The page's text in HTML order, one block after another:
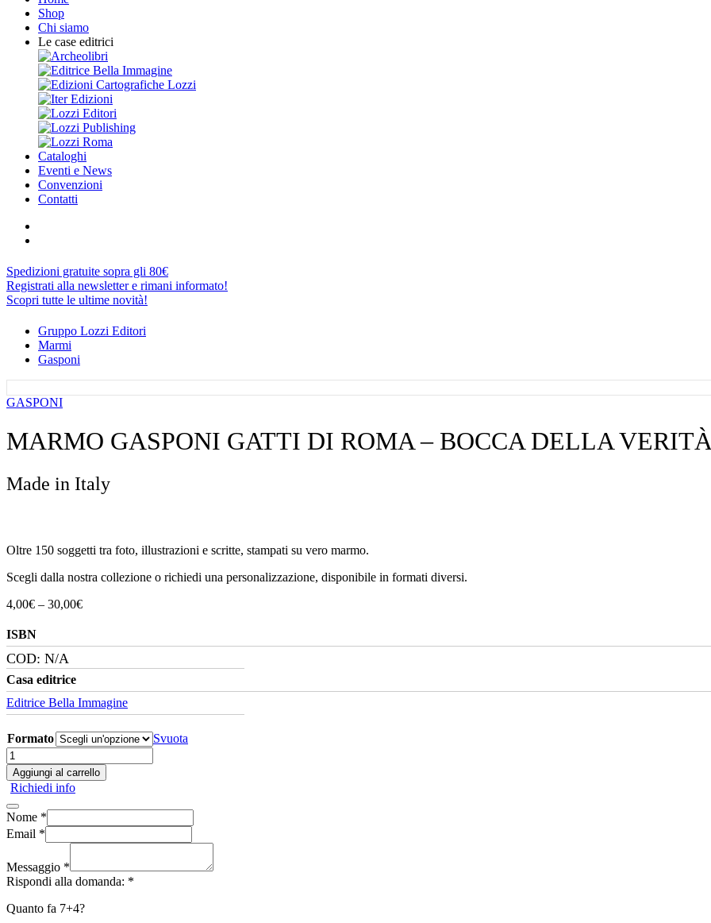
Shop
Chi siamo
Le case editrici
Cataloghi
Eventi e News
Convenzioni
Contatti
Spedizioni gratuite sopra gli 80€
Registrati alla newsletter e rimani informato!
Scopri tutte le ultime novità!
Gruppo Lozzi Editori
Marmi
Gasponi
GASPONI
MARMO GASPONI GATTI DI ROMA – BOCCA DELLA
Made in Italy
Oltre 150 soggetti tra foto, illustrazioni e scritte, stampati su vero marmo.
Scegli dalla nostra collezione o richiedi una personalizzazione, disponibile in formati diversi.
4,00€ – 30,00€Fascia
da
30,00€
ISBN
COD: N/A
Casa editrice
Editrice Bella Immagine
Formato
Svuota
Marmo
Gasponi
Gatti
di
Roma
–
Bocca
Verità
(cod.04GA)
Aggiungi al carrello
Richiedi info
Nome *
Email *
Messaggio *
Rispondi alla domanda: *
Quanto fa 7+4?